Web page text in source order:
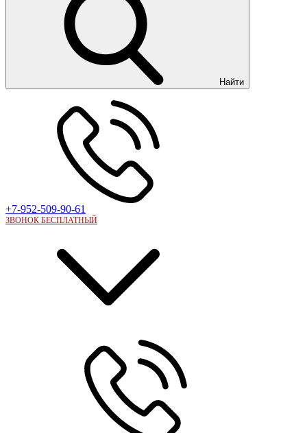
Найти
+7-952-509-90-61
ЗВОНОК БЕСПЛАТНЫЙ